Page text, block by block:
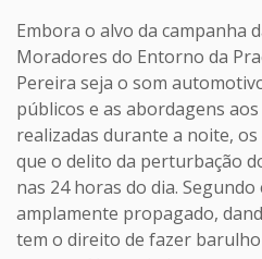
Embora o alvo da campanha
Moradores do Entorno da
Pereira seja o som
públicos e as abordagens
realizadas durante a noite,
que o delito da perturbação
nas 24 horas do dia. Segundo
amplamente propagado,
tem o direito de fazer